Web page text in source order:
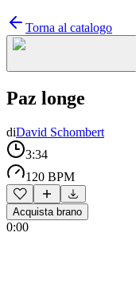
Torna al catalogo
Paz longe
diDavid Schombert
3:34
120 BPM
Acquista brano
0:00